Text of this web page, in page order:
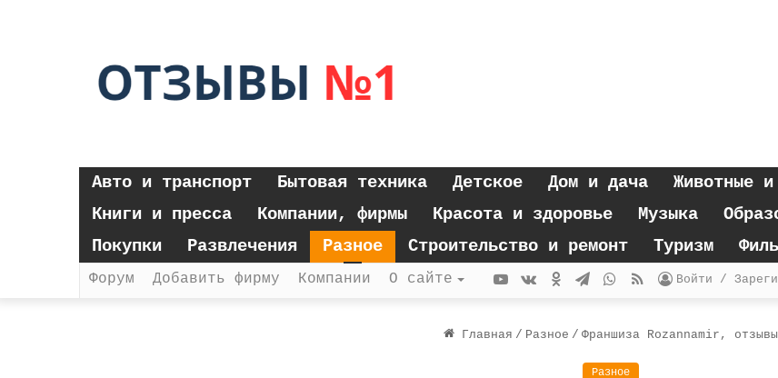
Авто и транспорт Бытовая техника Детское Дом и дача Животные
Книги и пресса
Компании, фирмы Красота и здоровье Музыка
Покупки
Развлечения Разное Строительство и ремонт Туризм
Форум Добавить фирму Компании О сайте Войти /
RSS
WhatsApp
Telegram
Одноклассники
vk.com
YouTube
Главная / Разное / Франшиза Rozannamir, отзывы
Разное